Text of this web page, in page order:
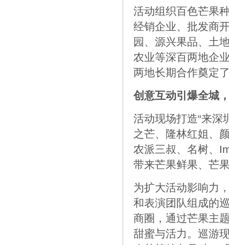
活动组织百色芒果
经销企业、批发商
园、源兴果品、土
农业等深百两地企
两地长期合作奠定
创意互动引爆全城
活动现场打造“来深
之芒、隆林红姐、
农派三叔、名树、
带来芒果鲜果、芒
为扩大活动影响力
和表演团队组成的
商圈，通过芒果主
甜蜜与活力。巡游